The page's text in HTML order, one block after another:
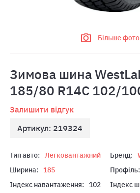
Більше фото
Зимова шина
185/80 R14C 102/
Залишити відгук
Артикул: 219324
Тип авто: Легковантажний Бренд:
Ширина:
185 Профіль:
Індекс навантаження:
102 Індекс